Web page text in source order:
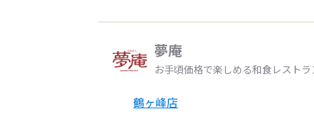
夢庵
お手頃価格で楽しめる和食レストラ
鶴ヶ峰店